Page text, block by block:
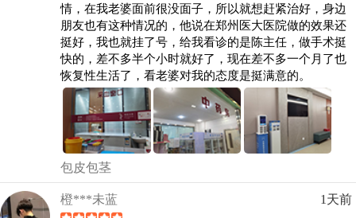
情，在我老婆面前很没面子，所以就想赶紧治好，身边
朋友也有这种情况的，他说在郑州医大医院做的效果还
挺好，我也就挂了号，给我看诊的是陈主任，做手术挺
快的，差不多半个小时就好了，现在差不多一个月了也
恢复性生活了，看老婆对我的态度是挺满意的。
包皮包茎
橙***未蓝 1天前